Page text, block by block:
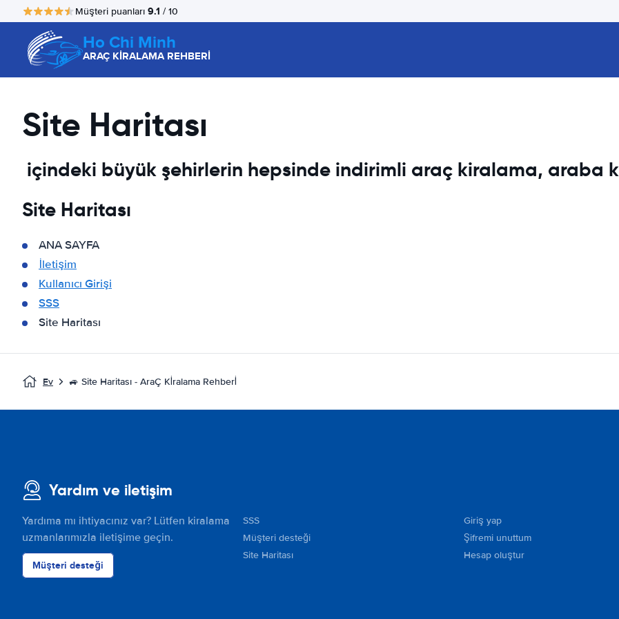
Müşteri puanları 9.1 / 10
Ho Chi Minh
ARAÇ KİRALAMA REHBERİ
Site Haritası
içindeki büyük şehirlerin hepsinde indirimli araç kiralama, araba
Site Haritası
ANA SAYFA
İletişim
Kullanıcı Girişi
SSS
Site Haritası
Ev 🚙 Site Haritası - AraÇ Kİralama Rehberİ
Yardım ve iletişim
Yardıma mı ihtiyacınız var? Lütfen kiralama
uzmanlarımızla iletişime geçin.
Müşteri desteği
SSS
Müşteri desteği
Site Haritası
Giriş yap
Şifremi unuttum
Hesap oluştur